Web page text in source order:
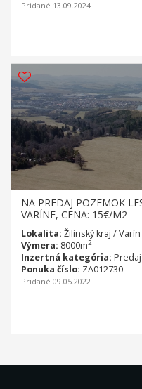
Pridané 13.09.2024
NA PREDAJ POZEMOK
VARÍNE, CENA: 15€/M2
Lokalita: Žilinský kraj / Varín
Výmera: 8000m2
Inzertná kategória: Predaj
Ponuka číslo: ZA012730
Pridané 09.05.2022